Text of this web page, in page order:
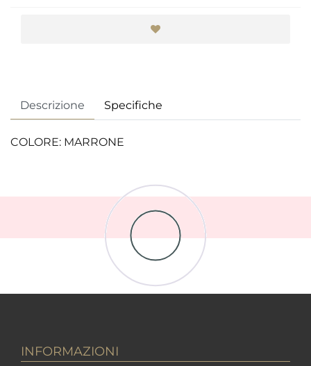
Descrizione Specifiche
COLORE: MARRONE
INFORMAZIONI